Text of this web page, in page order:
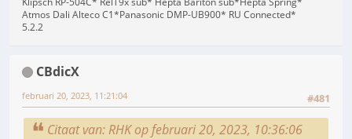
Atmos Dali Alteco C1*Panasonic DMP-UB900* RU Connected*
5.2.2
CBdicX
#481
februari 20, 2023, 11:21:04
Citaat van: RHK op februari 20, 2023, 10:36:06